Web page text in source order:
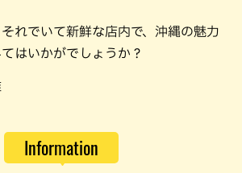
れでいて新鮮な店内で、沖縄の魅力
はいかがでしょうか？
Information